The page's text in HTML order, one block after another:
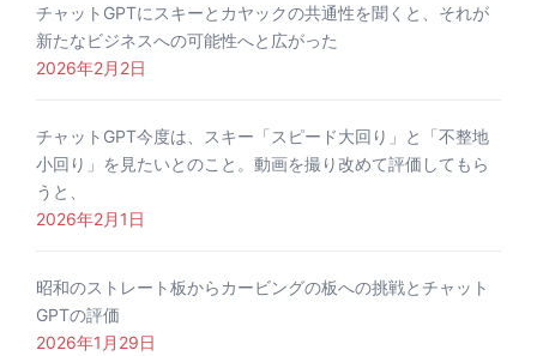
チャットGPTにスキーとカヤックの共通性を聞くと、それが
新たなビジネスへの可能性へと広がった
2026年2月2日
チャットGPT今度は、スキー「スピード大回り」と「不整地
小回り」を見たいとのこと。動画を撮り改めて評価してもら
うと、
2026年2月1日
昭和のストレート板からカービングの板への挑戦とチャット
GPTの評価
2026年1月29日